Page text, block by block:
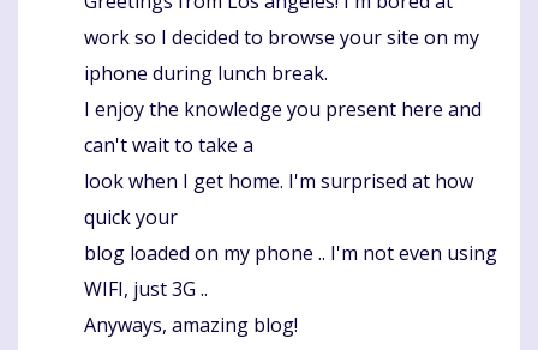
work so I decided to browse your site on my
iphone during lunch break.
I enjoy the knowledge you present here and
can't wait to take a
look when I get home. I'm surprised at how
quick your
blog loaded on my phone .. I'm not even using
WIFI, just 3G ..
Anyways, amazing blog!